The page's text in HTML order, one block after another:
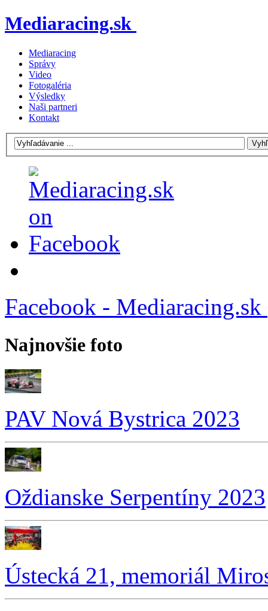
Mediaracing.sk
Mediaracing
Správy
Video
Fotogaléria
Výsledky
Naši partneri
Kontakt
Facebook - Mediaracing.sk
Najnovšie foto
PAV Nová Bystrica 2023
Oždianske Serpentíny 2023
Ústecká 21, memoriál